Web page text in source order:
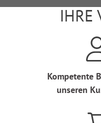
IHRE
Kompetente
unseren